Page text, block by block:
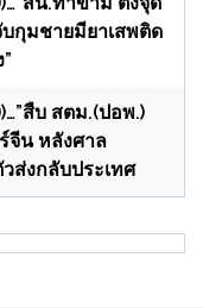
กุมชายมียาเสพติด
สืบ สตม.(ปอพ.)
จีน หลังศาล
ส่งกลับประเทศ